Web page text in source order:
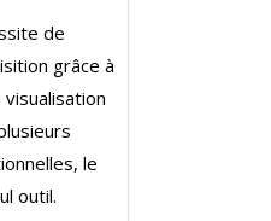
de
grâce à
le
outil.